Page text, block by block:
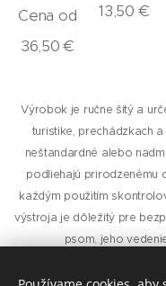
Cena od
36,50€
13,50 €
Výrobok je ručne šitý a
turistike, prechádzkach
neštandardné alebo
podliehajú prirodzenému
každým použitím
výstroja je dôležitý pre
psom, jeho